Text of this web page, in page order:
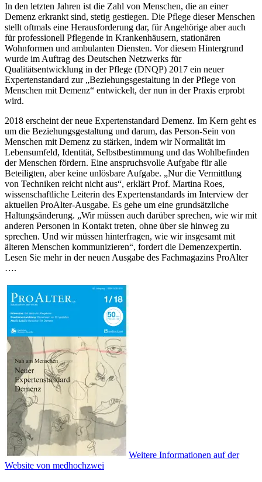
In den letzten Jahren ist die Zahl von Menschen, die an einer
Demenz erkrankt sind, stetig gestiegen. Die Pflege dieser Menschen
stellt oftmals eine Herausforderung dar, für Angehörige aber auch
für professionell Pflegende in Krankenhäusern, stationären
Wohnformen und ambulanten Diensten. Vor diesem Hintergrund
wurde im Auftrag des Deutschen Netzwerks für
Qualitätsentwicklung in der Pflege (DNQP) 2017 ein neuer
Expertenstandard zur „Beziehungsgestaltung in der Pflege von
Menschen mit Demenz“ entwickelt, der nun in der Praxis erprobt
wird.
2018 erscheint der neue Expertenstandard Demenz. Im Kern geht es
um die Beziehungsgestaltung und darum, das Person-Sein von
Menschen mit Demenz zu stärken, indem wir Normalität im
Lebensumfeld, Identität, Selbstbestimmung und das Wohlbefinden
der Menschen fördern. Eine anspruchsvolle Aufgabe für alle
Beteiligten, aber keine unlösbare Aufgabe. „Nur die Vermittlung
von Techniken reicht nicht aus“, erklärt Prof. Martina Roes,
wissenschaftliche Leiterin des Expertenstandards im Interview der
aktuellen ProAlter-Ausgabe. Es gehe um eine grundsätzliche
Haltungsänderung. „Wir müssen auch darüber sprechen, wie wir mit
anderen Personen in Kontakt treten, ohne über sie hinweg zu
sprechen. Und wir müssen hinterfragen, wie wir insgesamt mit
älteren Menschen kommunizieren“, fordert die Demenzexpertin.
Lesen Sie mehr in der neuen Ausgabe des Fachmagazins ProAlter
….
Weitere Informationen auf der
Website von medhochzwei